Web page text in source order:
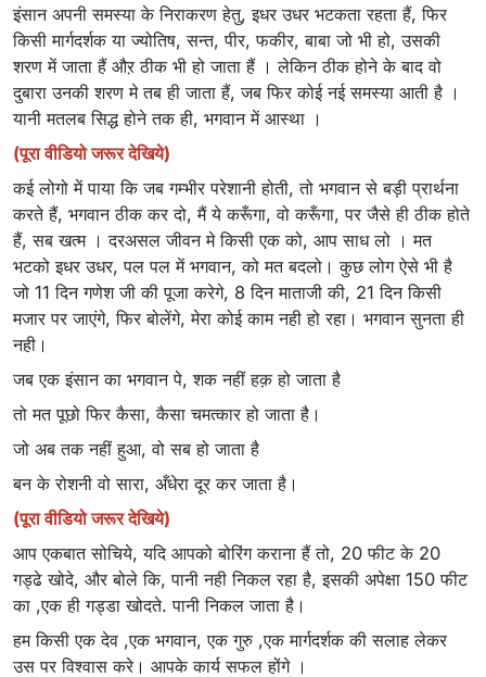
इंसान अपनी समस्या के निराकरण हेतु, इधर उधर भटकता रहता हैं, फिर
किसी मार्गदर्शक या ज्योतिष, सन्त, पीर, फकीर, बाबा जो भी हो, उसकी
शरण में जाता हैं औऱ ठीक भी हो जाता हैं । लेकिन ठीक होने के बाद वो
दुबारा उनकी शरण मे तब ही जाता हैं, जब फिर कोई नई समस्या आती है ।
यानी मतलब सिद्ध होने तक ही, भगवान में आस्था ।
(पूरा वीडियो जरूर देखिये)
कई लोगो में पाया कि जब गम्भीर परेशानी होती, तो भगवान से बड़ी प्रार्थना
करते हैं, भगवान ठीक कर दो, मैं ये करूँगा, वो करूँगा, पर जैसे ही ठीक होते
हैं, सब खत्म । दरअसल जीवन मे किसी एक को, आप साध लो । मत
भटको इधर उधर, पल पल में भगवान, को मत बदलो। कुछ लोग ऐसे भी है
जो 11 दिन गणेश जी की पूजा करेगे, 8 दिन माताजी की, 21 दिन किसी
मजार पर जाएंगे, फिर बोलेंगे, मेरा कोई काम नही हो रहा। भगवान सुनता ही
नही।
जब एक इंसान का भगवान पे, शक नहीं हक़ हो जाता है
तो मत पूछो फिर कैसा, कैसा चमत्कार हो जाता है।
जो अब तक नहीं हुआ, वो सब हो जाता है
बन के रोशनी वो सारा, अँधेरा दूर कर जाता है।
(पूरा वीडियो जरूर देखिये)
आप एकबात सोचिये, यदि आपको बोरिंग कराना हैं तो, 20 फीट के 20
गड्ढे खोदे, और बोले कि, पानी नही निकल रहा है, इसकी अपेक्षा 150 फीट
का ,एक ही गड्डा खोदते. पानी निकल जाता है।
हम किसी एक देव ,एक भगवान, एक गुरु ,एक मार्गदर्शक की सलाह लेकर
उस पर विश्वास करे। आपके कार्य सफल होंगे ।